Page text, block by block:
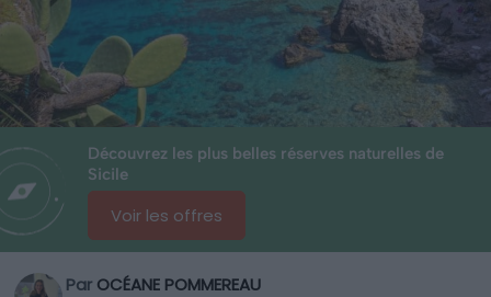
Découvrez les plus belles réserves naturelles de
Sicile
Voir les offres
Par OCÉANE POMMEREAU